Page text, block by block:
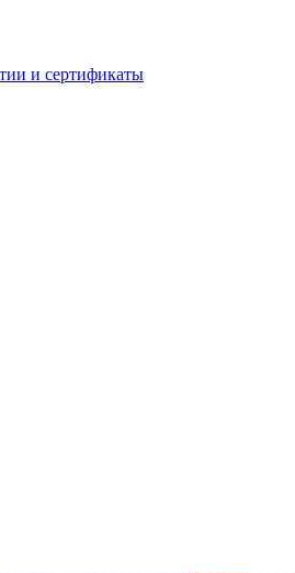
и сертификаты